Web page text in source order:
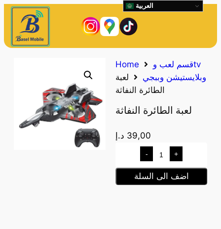
Home
قسم لعب وtv
وبلايستيشن وببجي
لعبة
الطائرة النفاثة
لعبة الطائرة النفاثة
39,00 د.إ
- +
اضف الى السلة
العربية